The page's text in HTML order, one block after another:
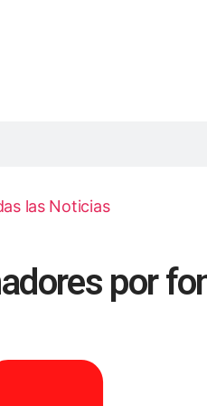
las Noticias
por